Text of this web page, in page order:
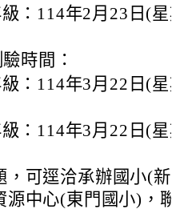
級：114年2月23日(星
時間：
：114年3月22日(星
級：114年3月22日(星
，可逕洽承辦國小(新
源中心(東門國小)，聯